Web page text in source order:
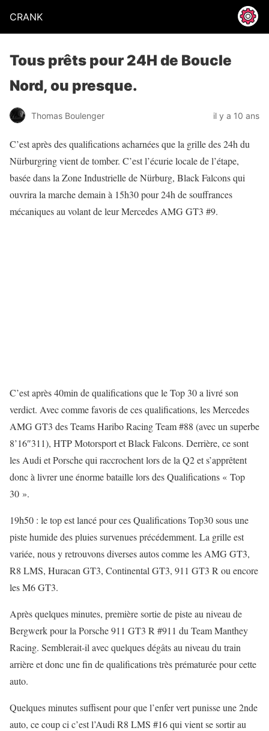
CRANK
Tous prêts pour 24H de Boucle
Nord, ou presque.
Thomas Boulenger il y a 10 ans
C’est après des qualifications acharnées que la grille des 24h du
Nürburgring vient de tomber. C’est l’écurie locale de l’étape,
basée dans la Zone Industrielle de Nürburg, Black Falcons qui
ouvrira la marche demain à 15h30 pour 24h de souffrances
mécaniques au volant de leur Mercedes AMG GT3 #9.
C’est après 40min de qualifications que le Top 30 a livré son
verdict. Avec comme favoris de ces qualifications, les Mercedes
AMG GT3 des Teams Haribo Racing Team #88 (avec un superbe
8’16″311), HTP Motorsport et Black Falcons. Derrière, ce sont
les Audi et Porsche qui raccrochent lors de la Q2 et s’apprêtent
donc à livrer une énorme bataille lors des Qualifications « Top
30 ».
19h50 : le top est lancé pour ces Qualifications Top30 sous une
piste humide des pluies survenues précédemment. La grille est
variée, nous y retrouvons diverses autos comme les AMG GT3,
R8 LMS, Huracan GT3, Continental GT3, 911 GT3 R ou encore
les M6 GT3.
Après quelques minutes, première sortie de piste au niveau de
Bergwerk pour la Porsche 911 GT3 R #911 du Team Manthey
Racing. Semblerait-il avec quelques dégâts au niveau du train
arrière et donc une fin de qualifications très prématurée pour cette
auto.
Quelques minutes suffisent pour que l’enfer vert punisse une 2nde
auto, ce coup ci c’est l’Audi R8 LMS #16 qui vient se sortir au